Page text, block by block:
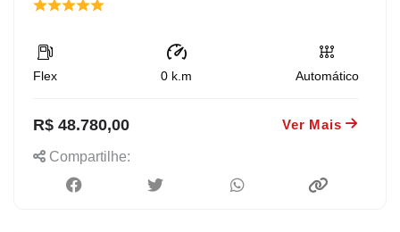
Flex 0 k.m Automático
R$ 48.780,00 Ver Mais
Compartilhe: